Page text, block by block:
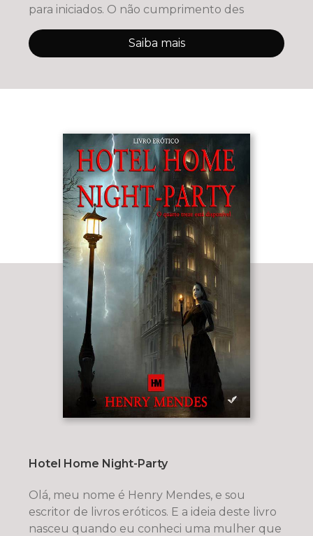
para iniciados. O não cumprimento des
Saiba mais
Hotel Home Night-Party
Olá, meu nome é Henry Mendes, e sou
escritor de livros eróticos. E a ideia deste livro
nasceu quando eu conheci uma mulher que